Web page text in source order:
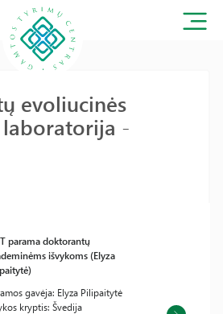
evoliucinės
-
parama doktorantų
išvykoms (Elyza
gavėja: Elyza Pilipaitytė
kryptis: Švedija